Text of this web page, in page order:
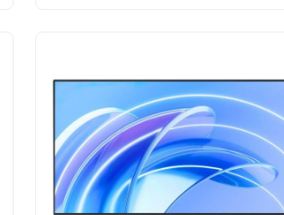
Товар под заказ